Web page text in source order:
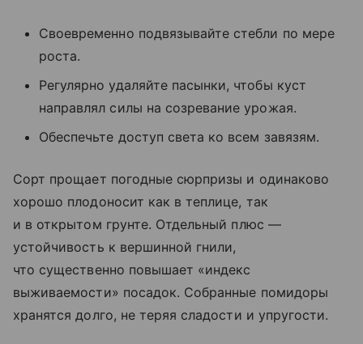
Своевременно подвязывайте стебли по мере
роста.
Регулярно удаляйте пасынки, чтобы куст
направлял силы на созревание урожая.
Обеспечьте доступ света ко всем завязям.
Сорт прощает погодные сюрпризы и одинаково
хорошо плодоносит как в теплице, так
и в открытом грунте. Отдельный плюс —
устойчивость к вершинной гнили,
что существенно повышает «индекс
выживаемости» посадок. Собранные помидоры
хранятся долго, не теряя сладости и упругости.